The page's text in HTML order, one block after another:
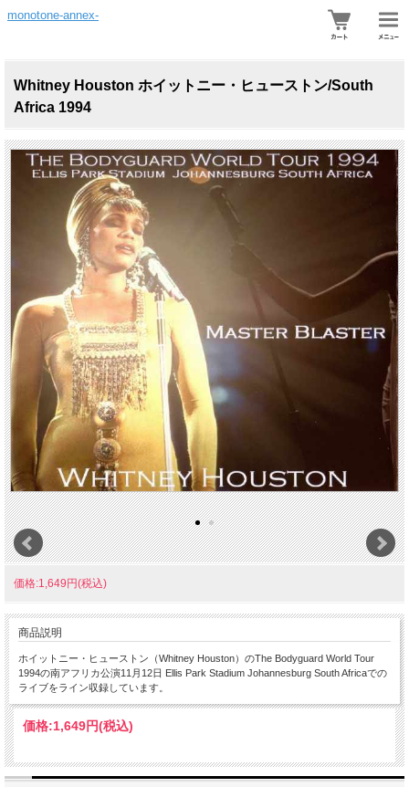
monotone-annex-
Whitney Houston ホイットニー・ヒューストン/South
Africa 1994
価格:1,649円(税込)
商品説明
ホイットニー・ヒューストン（Whitney Houston）のThe Bodyguard World Tour
1994の南アフリカ公演11月12日 Ellis Park Stadium Johannesburg South Africaでの
ライブをライン収録しています。
価格:1,649円(税込)